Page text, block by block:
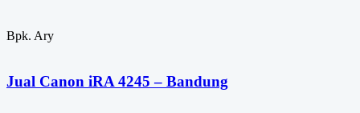
Bpk. Ary
Jual Canon iRA 4245 – Bandung